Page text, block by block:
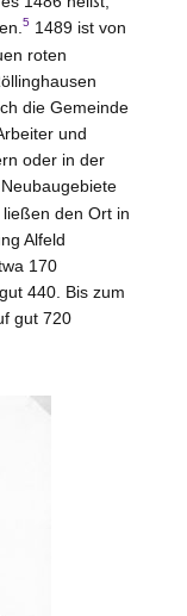
51489 ist von
roten
die Gemeinde
und
oder in der
ließen den Ort in
Alfeld
170
440. Bis zum
gut 720